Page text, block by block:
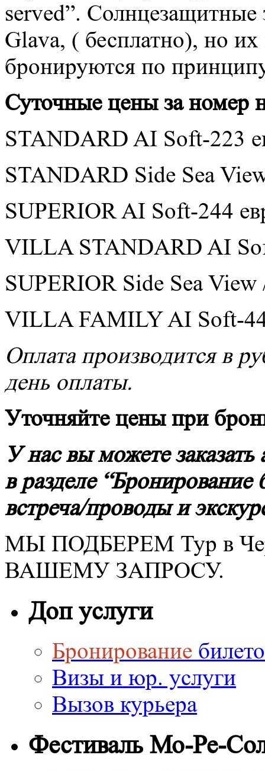
served”.
Glava, ( бесплатно), но
бронируются по
Суточные цены за номер
STANDARD AI Soft-223
STANDARD Side Sea
SUPERIOR AI Soft-244
VILLA STANDARD AI
SUPERIOR Side Sea
VILLA FAMILY AI Soft-
Оплата производится в
день оплаты.
Уточняйте цены при
У нас вы можете
в разделе
встреча/проводы и
МЫ ПОДБЕРЕМ Тур в
ВАШЕМУ ЗАПРОСУ.
Доп услуги
Бронирование
Визы и юр. услуги
Вызов курьера
Фестиваль Мо-Ре-